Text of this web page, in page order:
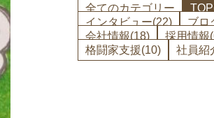
全てのカテゴリー
インタビュー(22)
ブロ
会社情報(18)
採用情報
格闘家支援(10)
社員紹